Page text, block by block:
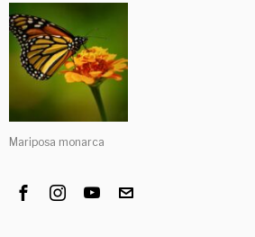
Mariposa monarca